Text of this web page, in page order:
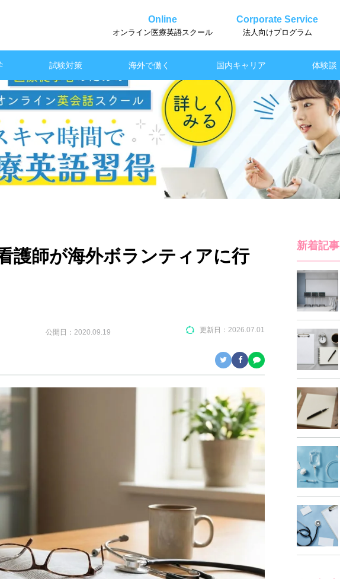
Online
オンライン医療英語スクール
Corporate Service
法人向けプログラム
試験対策 海外で働く 国内キャリア 体験談
護師が海外ボランティアに行
更新日： 2026.07.01
公開日： 2020.09.19
新着記事